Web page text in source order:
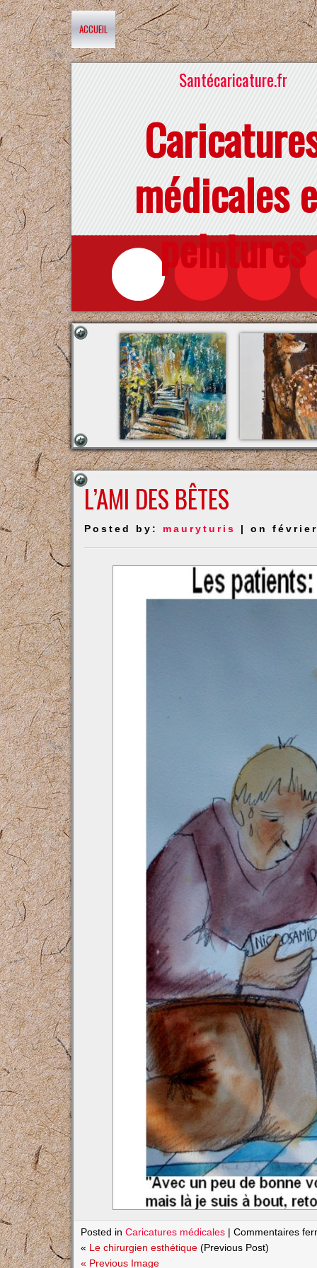
ACCUEIL
Santécaricature.fr
médicales
peintures
L’AMI DES BÊTES
Posted by: mauryturis | on
Posted in Caricatures médicales| Commentaires
« Le chirurgien esthétique(Previous Post)
« Previous Image